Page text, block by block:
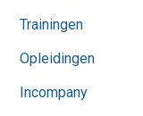
Trainingen
Opleidingen
Incompany